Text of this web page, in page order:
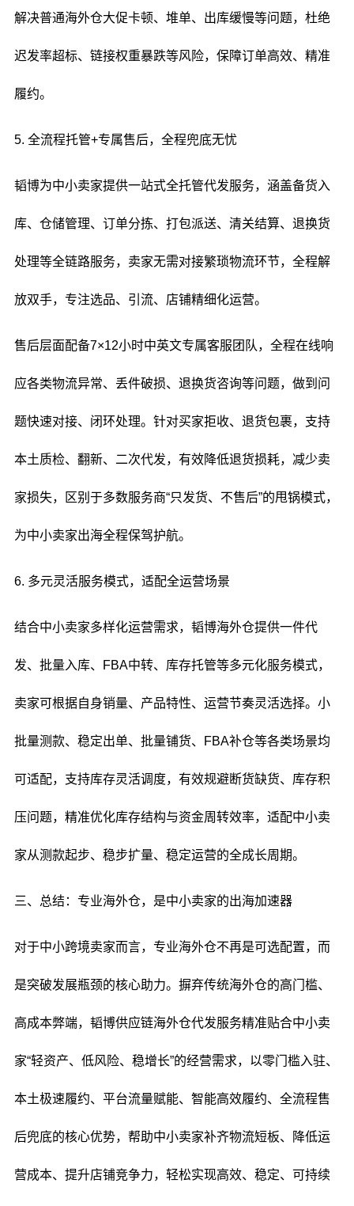
解决普通海外仓大促卡顿、堆单、出库缓慢等问题，杜绝
迟发率超标、链接权重暴跌等风险，保障订单高效、精准
履约。
5. 全流程托管+专属售后，全程兜底无忧
韬博为中小卖家提供一站式全托管代发服务，涵盖备货入
库、仓储管理、订单分拣、打包派送、清关结算、退换货
处理等全链路服务，卖家无需对接繁琐物流环节，全程解
放双手，专注选品、引流、店铺精细化运营。
售后层面配备7×12小时中英文专属客服团队，全程在线响
应各类物流异常、丢件破损、退换货咨询等问题，做到问
题快速对接、闭环处理。针对买家拒收、退货包裹，支持
本土质检、翻新、二次代发，有效降低退货损耗，减少卖
家损失，区别于多数服务商“只发货、不售后”的甩锅模式，
为中小卖家出海全程保驾护航。
6. 多元灵活服务模式，适配全运营场景
结合中小卖家多样化运营需求，韬博海外仓提供一件代
发、批量入库、FBA中转、库存托管等多元化服务模式，
卖家可根据自身销量、产品特性、运营节奏灵活选择。小
批量测款、稳定出单、批量铺货、FBA补仓等各类场景均
可适配，支持库存灵活调度，有效规避断货缺货、库存积
压问题，精准优化库存结构与资金周转效率，适配中小卖
家从测款起步、稳步扩量、稳定运营的全成长周期。
三、总结：专业海外仓，是中小卖家的出海加速器
对于中小跨境卖家而言，专业海外仓不再是可选配置，而
是突破发展瓶颈的核心助力。摒弃传统海外仓的高门槛、
高成本弊端，韬博供应链海外仓代发服务精准贴合中小卖
家“轻资产、低风险、稳增长”的经营需求，以零门槛入驻、
本土极速履约、平台流量赋能、智能高效履约、全流程售
后兜底的核心优势，帮助中小卖家补齐物流短板、降低运
营成本、提升店铺竞争力，轻松实现高效、稳定、可持续